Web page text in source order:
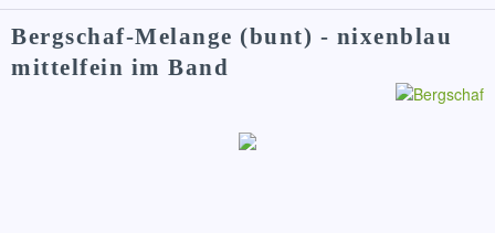
Bergschaf-Melange (bunt) - nixenblau
mittelfein im Band